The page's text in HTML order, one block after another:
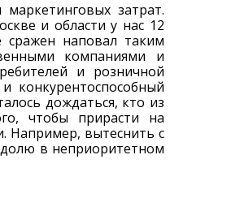
затрат.
и области у нас 12
наповал таким
компаниями и
и розничной
конкурентоспособный
дождаться, кто из
чтобы прирасти на
Например, вытеснить с
долю в неприоритетном